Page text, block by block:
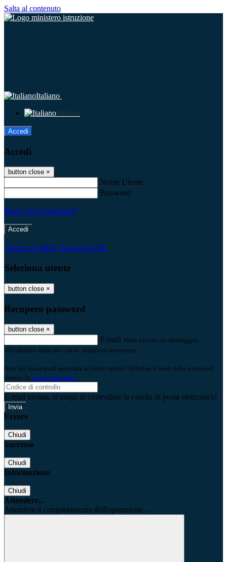
Salta al contenuto
Italiano
Italiano
Accedi
Accedi
button close ×
Nome Utente
Password
Password dimenticata?
-
Entra con SPID Entra con CIE
Seleziona utente
button close ×
Recupero password
button close ×
E-mail Verrà inviato un messaggio
all'indirizzo indicato con le istruzioni necessarie.
Non hai una e-mail associata al nome utente? Effettua il reset della password
tramite la Login Spaggiari
E-mail inviata, si prega di controllare la casella di posta elettronica!
Errore
Chiudi
Successo
Chiudi
Informazione
Chiudi
Attendere...
Attendere il completamento dell'operazione...